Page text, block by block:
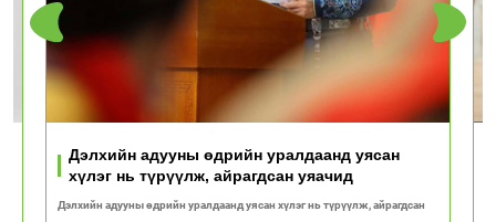
Дэлхийн адууны өдрийн уралдаанд уясан
хүлэг нь түрүүлж, айрагдсан уяачид
Дэлхийн адууны өдрийн уралдаанд уясан хүлэг нь түрүүлж, айрагдсан